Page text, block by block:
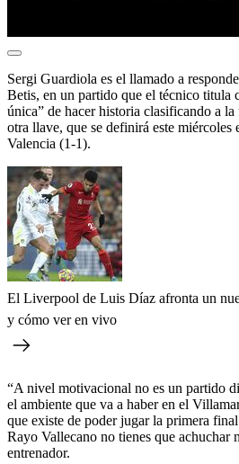
Sergi Guardiola es el llamado a
Betis, en un partido que el técnico titula
única” de hacer historia clasificando a
otra llave, que se definirá este
Valencia (1-1).
El Liverpool de Luis Díaz afronta un
y cómo ver en vivo
“A nivel motivacional no es un partido
el ambiente que va a haber en el
que existe de poder jugar la primera
Rayo Vallecano no tienes que achuchar
entrenador.